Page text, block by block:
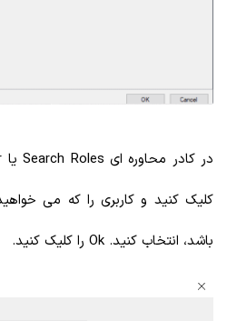
باشد، انتخاب کنید. Ok را کلیک کنید.